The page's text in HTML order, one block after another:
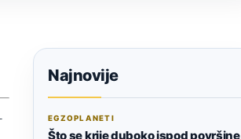
Najnovije
EGZOPLANETI
Što se krije duboko ispod površine